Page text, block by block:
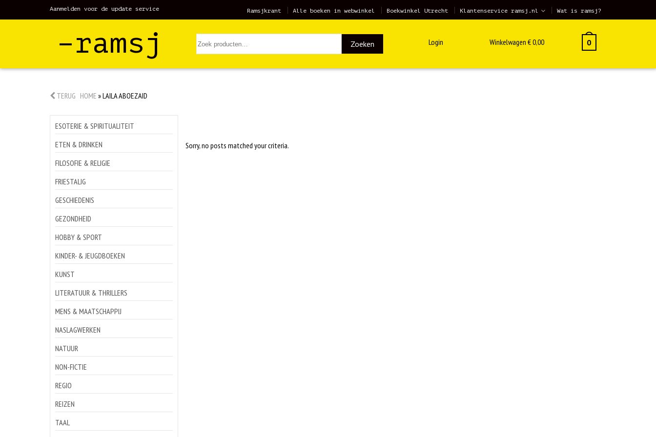
Aanmelden voor de update service Ramsjkrant Alle boeken in webwinkel Boekwinkel Utrecht Klantenservice ramsj.nl Wat is ramsj?
–ramsj Zoeken Login Winkelwagen €0,00 0
TERUG HOME »LAILA ABOEZAID
ESOTERIE & SPIRITUALITEIT
ETEN & DRINKEN
FILOSOFIE & RELIGIE
FRIESTALIG
GESCHIEDENIS
GEZONDHEID
HOBBY & SPORT
KINDER- & JEUGDBOEKEN
KUNST
LITERATUUR & THRILLERS
MENS & MAATSCHAPPIJ
NASLAGWERKEN
NATUUR
NON-FICTIE
REGIO
REIZEN
TAAL
Sorry, no posts matched your criteria.